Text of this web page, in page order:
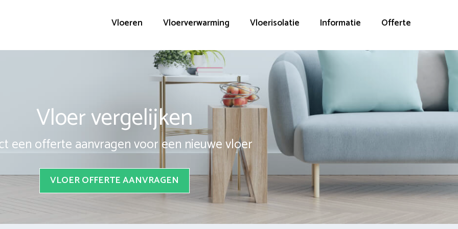
Vloeren Vloerverwarming Vloerisolatie Informatie Offerte
Vloer vergelijken
een offerte aanvragen voor een nieuwe vloer
VLOER OFFERTE AANVRAGEN